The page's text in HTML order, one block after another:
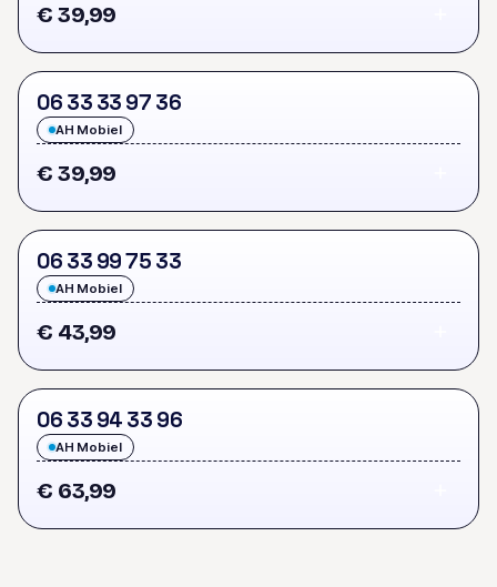
€ 39,99
06 33 33 97 36
AH Mobiel
€ 39,99
06 33 9975 33
AH Mobiel
€ 43,99
06 33 94 33 96
AH Mobiel
€ 63,99